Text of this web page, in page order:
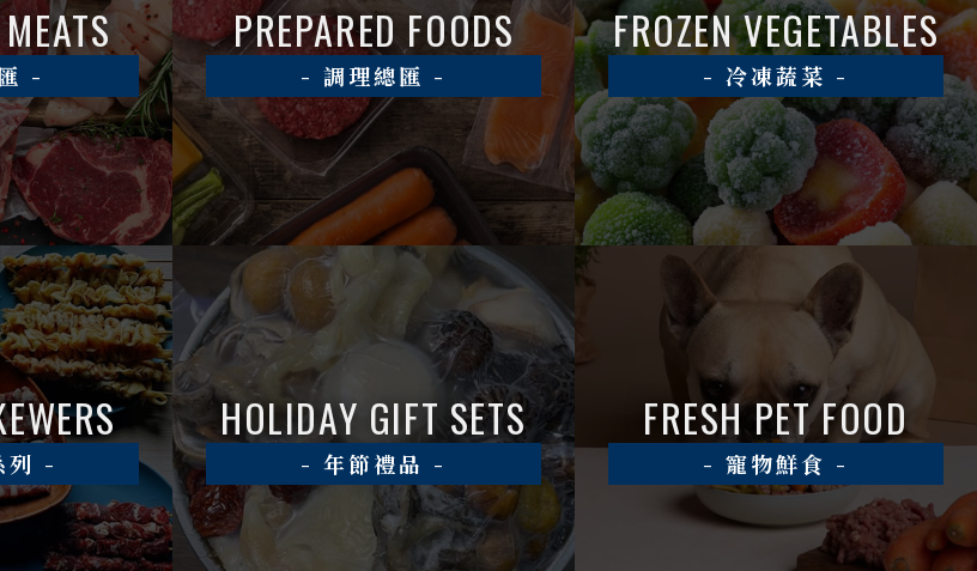
PREPARED FOODS
調理總匯
FROZEN VEGETABLES
冷凍蔬菜
列
HOLIDAY GIFT SETS
年節禮品
FRESH PET FOOD
寵物鮮食